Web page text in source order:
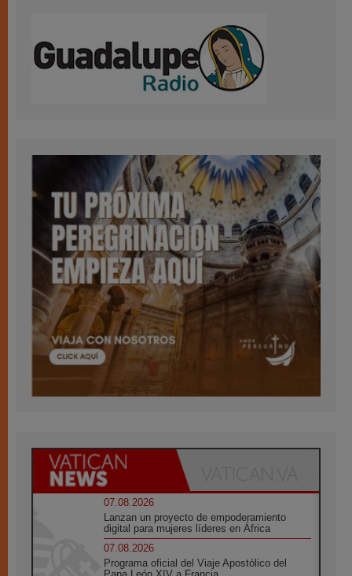
07.08.2026
Lanzan un proyecto de empoderamiento
digital para mujeres líderes en África
07.08.2026
Programa oficial del Viaje Apostólico del